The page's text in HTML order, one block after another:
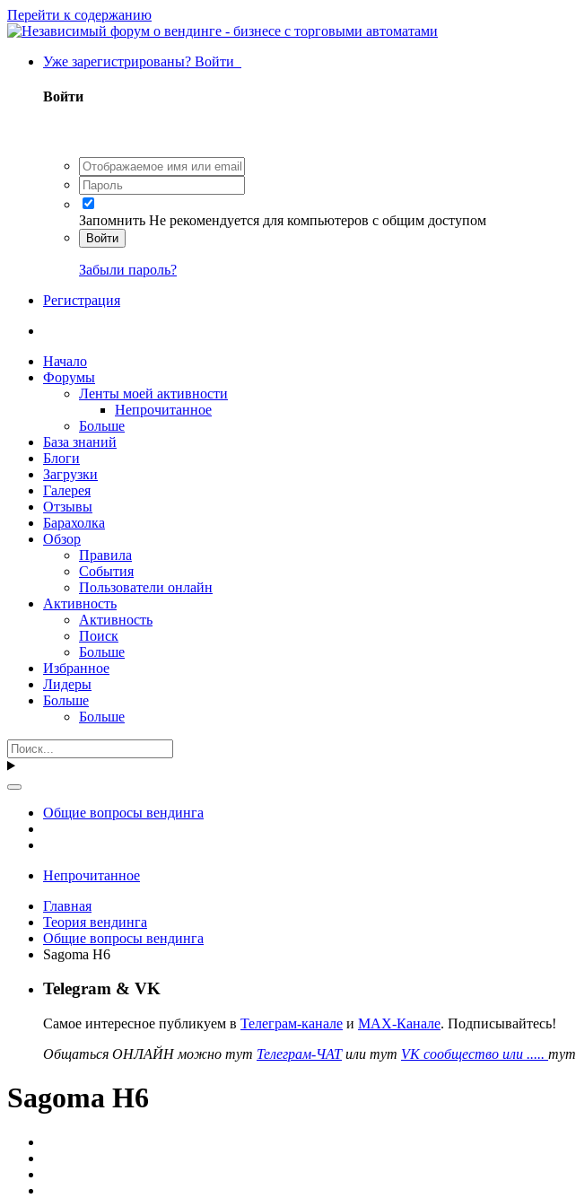
Перейти к содержанию
Уже зарегистрированы? Войти
Войти
Запомнить Не рекомендуется для компьютеров с общим доступом
Войти
Забыли пароль?
Регистрация
Начало
Форумы
Ленты моей активности
Непрочитанное
Больше
База знаний
Блоги
Загрузки
Галерея
Отзывы
Барахолка
Обзор
Правила
События
Пользователи онлайн
Активность
Активность
Поиск
Больше
Избранное
Лидеры
Больше
Больше
Общие вопросы вендинга
Непрочитанное
Главная
Теория вендинга
Общие вопросы вендинга
Sagoma H6
Telegram & VK
Самое интересное публикуем в Телеграм-канале и MAX-Канале. Подписывайтесь!
Общаться ОНЛАЙН можно тут Телеграм-ЧАТили тут VK сообщество или ..... тут
Sagoma H6